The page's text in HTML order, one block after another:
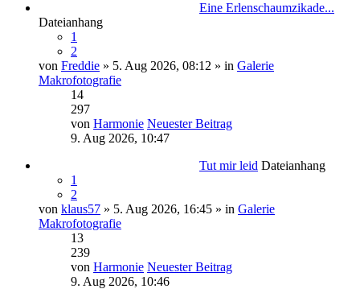
Eine Erlenschaumzikade...
Dateianhang
1
2
von Freddie » 5. Aug 2026, 08:12 » in Galerie
Makrofotografie
14
297
von Harmonie Neuester Beitrag
9. Aug 2026, 10:47
Tut mir leid Dateianhang
1
2
von klaus57 » 5. Aug 2026, 16:45 » in Galerie
Makrofotografie
13
239
von Harmonie Neuester Beitrag
9. Aug 2026, 10:46